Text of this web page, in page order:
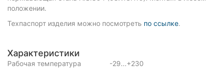
положении.
Техпаспорт изделия можно посмотреть по ссылке.
Характеристики
Рабочая температура -29...+230